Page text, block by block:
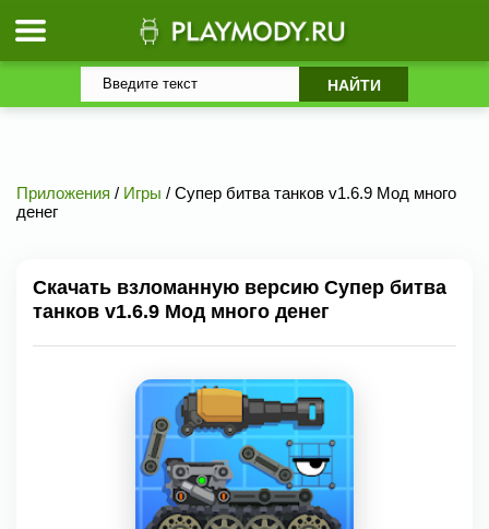
Приложения / Игры / Супер битва танков v1.6.9 Мод много
денег
Скачать взломанную версию Супер битва
танков v1.6.9 Мод много денег